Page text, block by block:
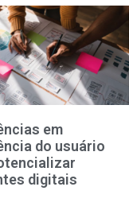
em
do usuário
digitais